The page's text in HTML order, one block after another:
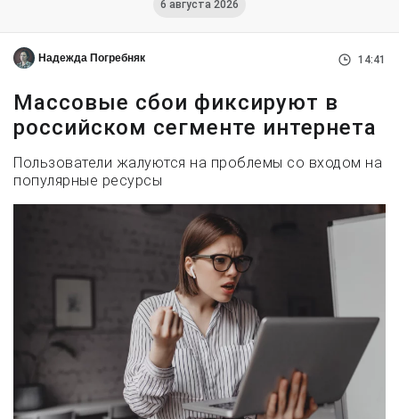
6 августа 2026
Надежда Погребняк 14:41
Массовые сбои фиксируют в
российском сегменте интернета
Пользователи жалуются на проблемы со входом на
популярные ресурсы